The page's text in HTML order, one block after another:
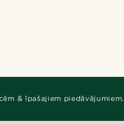
& īpašajiem piedāvājumiem.